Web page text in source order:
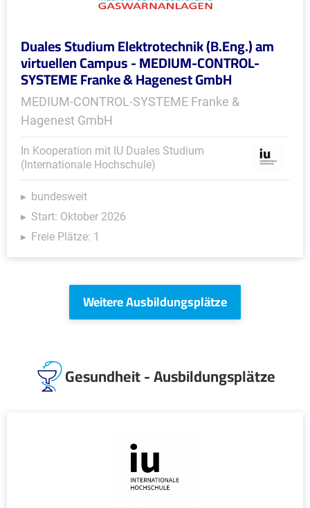
Duales Studium Elektrotechnik (B.Eng.) am
virtuellen Campus - MEDIUM-CONTROL-
SYSTEME Franke & Hagenest GmbH
MEDIUM-CONTROL-SYSTEME Franke &
Hagenest GmbH
In Kooperation mit IU Duales Studium
(Internationale Hochschule)
bundesweit
Start: Oktober 2026
Freie Plätze: 1
Weitere Ausbildungsplätze
Gesundheit - Ausbildungsplätze